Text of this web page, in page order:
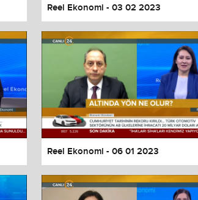
Reel Ekonomi - 03 02 2023
Reel Ekonomi - 06 01 2023